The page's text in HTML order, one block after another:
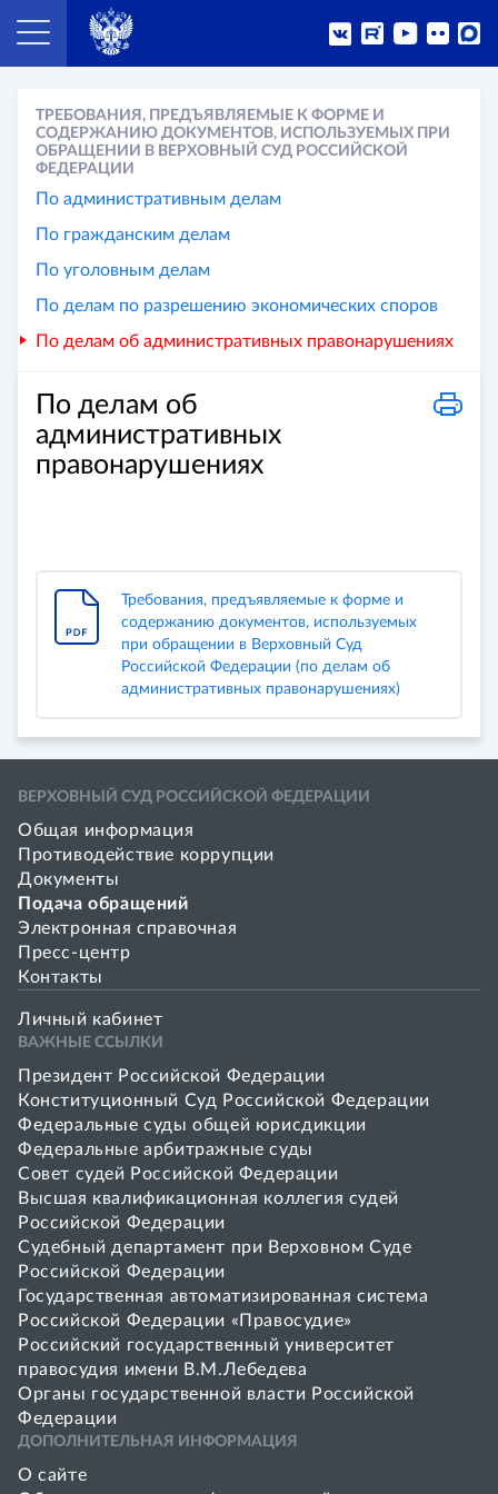
По делам об
административных
правонарушениях
Требования, предъявляемые к форме и
содержанию документов, используемых
при обращении в Верховный Суд
Российской Федерации (по делам об
административных правонарушениях)
ТРЕБОВАНИЯ, ПРЕДЪЯВЛЯЕМЫЕ К ФОРМЕ И
СОДЕРЖАНИЮ ДОКУМЕНТОВ, ИСПОЛЬЗУЕМЫХ ПРИ
ОБРАЩЕНИИ В ВЕРХОВНЫЙ СУД РОССИЙСКОЙ
ФЕДЕРАЦИИ
По административным делам
По гражданским делам
По уголовным делам
По делам по разрешению экономических споров
По делам об административных правонарушениях
ВЕРХОВНЫЙ СУД РОССИЙСКОЙ ФЕДЕРАЦИИ
Общая информация
Противодействие коррупции
Документы
Подача обращений
Электронная справочная
Пресс-центр
Контакты
Личный кабинет
ВАЖНЫЕ ССЫЛКИ
Президент Российской Федерации
Конституционный Суд Российской Федерации
Федеральные суды общей юрисдикции
Федеральные арбитражные суды
Совет cудей Российской Федерации
Высшая квалификационная коллегия судей
Российской Федерации
Судебный департамент при Верховном Суде
Российской Федерации
Государственная автоматизированная система
Российской Федерации «Правосудие»
Pоссийский государственный университет
правосудия имени В.М.Лебедева
Органы государственной власти Российской
Федерации
ДОПОЛНИТЕЛЬНАЯ ИНФОРМАЦИЯ
О сайте